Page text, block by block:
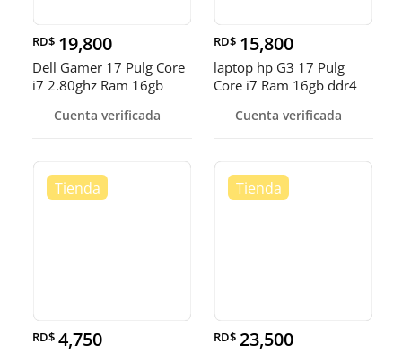
RD$ 19,800
Dell Gamer 17 Pulg Core
i7 2.80ghz Ram 16gb
Nvidea 4gb Dedi
Cuenta verificada
RD$ 15,800
laptop hp G3 17 Pulg
Core i7 Ram 16gb ddr4
8gbCuenta verificada
RD$ 4,750 RD$ 23,500